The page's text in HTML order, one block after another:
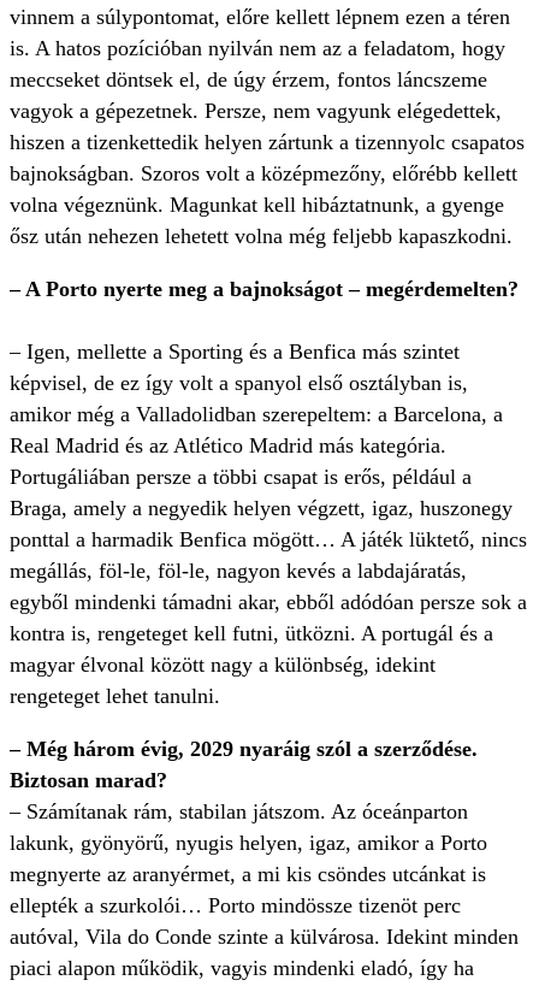
vinnem a súlypontomat, előre kellett lépnem ezen a téren
is. A hatos pozícióban nyilván nem az a feladatom, hogy
meccseket döntsek el, de úgy érzem, fontos láncszeme
vagyok a gépezetnek. Persze, nem vagyunk elégedettek,
hiszen a tizenkettedik helyen zártunk a tizennyolc csapatos
bajnokságban. Szoros volt a középmezőny, előrébb kellett
volna végeznünk. Magunkat kell hibáztatnunk, a gyenge
ősz után nehezen lehetett volna még feljebb kapaszkodni.
– A Porto nyerte meg a bajnokságot – megérdemelten?
– Igen, mellette a Sporting és a Benfica más szintet
képvisel, de ez így volt a spanyol első osztályban is,
amikor még a Valladolidban szerepeltem: a Barcelona, a
Real Madrid és az Atlético Madrid más kategória.
Portugáliában persze a többi csapat is erős, például a
Braga, amely a negyedik helyen végzett, igaz, huszonegy
ponttal a harmadik Benfica mögött… A játék lüktető, nincs
megállás, föl-le, föl-le, nagyon kevés a labdajáratás,
egyből mindenki támadni akar, ebből adódóan persze sok a
kontra is, rengeteget kell futni, ütközni. A portugál és a
magyar élvonal között nagy a különbség, idekint
rengeteget lehet tanulni.
– Még három évig, 2029 nyaráig szól a szerződése.
Biztosan marad?
– Számítanak rám, stabilan játszom. Az óceánparton
lakunk, gyönyörű, nyugis helyen, igaz, amikor a Porto
megnyerte az aranyérmet, a mi kis csöndes utcánkat is
ellepték a szurkolói… Porto mindössze tizenöt perc
autóval, Vila do Conde szinte a külvárosa. Idekint minden
piaci alapon működik, vagyis mindenki eladó, így ha